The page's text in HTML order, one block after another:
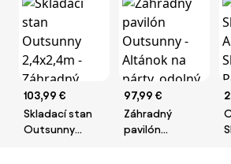
103,99 €
Skladací stan
Outsunny
97,99 €
Záhradný
pavilón